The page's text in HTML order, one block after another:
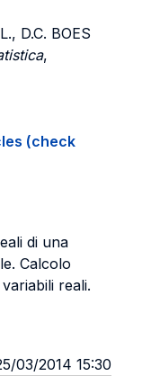
D.C. BOES
,
(check
di una
Calcolo
reali.
03/2014 15:30